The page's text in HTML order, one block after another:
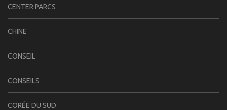
CENTER PARCS
CHINE
CONSEIL
CONSEILS
CORÉE DU SUD